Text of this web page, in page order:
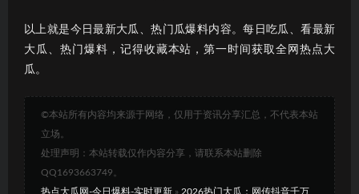
以上就是今日最新大瓜、热门瓜爆料内容。每日吃瓜、看最新
大瓜、热门爆料，记得收藏本站，第一时间获取全网热点大
瓜。
©本站所有内容均来源于网络，仅用于资讯分享汇总，不代表本站
立场。
处理声明：本站转载仅作内容分享，请联系本站删除
QQ1693663749。
热点大瓜网-今日爆料-实时更新 » 2026热门大瓜：网传抖音千万